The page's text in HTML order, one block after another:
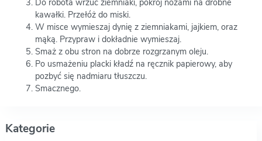
Do robota wrzuć ziemniaki, pokrój nożami na drobne
kawałki. Przełóż do miski.
W misce wymieszaj dynię z ziemniakami, jajkiem, oraz
mąką. Przypraw i dokładnie wymieszaj.
Smaż z obu stron na dobrze rozgrzanym oleju.
Po usmażeniu placki kładź na ręcznik papierowy, aby
pozbyć się nadmiaru tłuszczu.
Smacznego.
Kategorie